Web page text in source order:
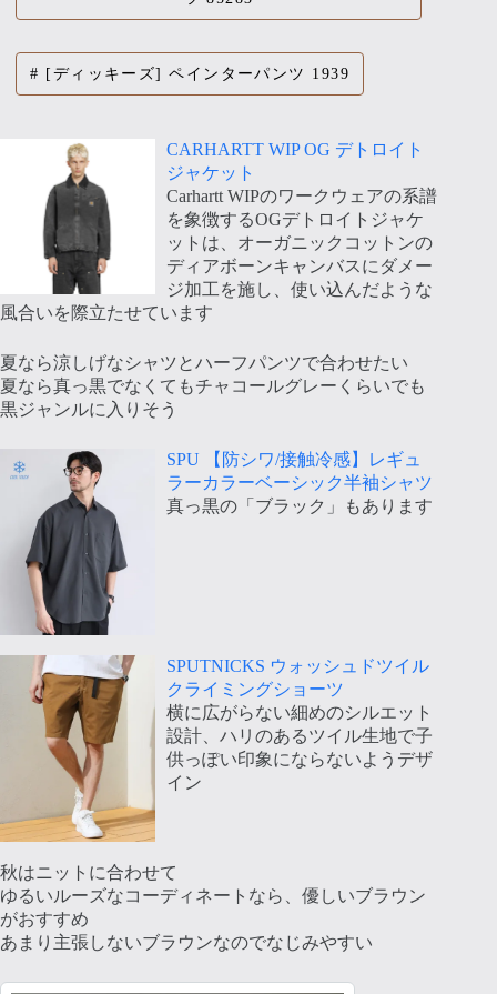
[ディッキーズ] ペインターパンツ 1939
CARHARTT WIP OG デトロイト
ジャケット
Carhartt WIPのワークウェアの系譜
を象徴するOGデトロイトジャケ
ットは、オーガニックコットンの
ディアボーンキャンバスにダメー
ジ加工を施し、使い込んだような
風合いを際立たせています
夏なら涼しげなシャツとハーフパンツで合わせたい
夏なら真っ黒でなくてもチャコールグレーくらいでも
黒ジャンルに入りそう
SPU 【防シワ/接触冷感】レギュ
ラーカラーベーシック半袖シャツ
真っ黒の「ブラック」もあります
SPUTNICKS ウォッシュドツイル
クライミングショーツ
横に広がらない細めのシルエット
設計、ハリのあるツイル生地で子
供っぽい印象にならないようデザ
イン
秋はニットに合わせて
ゆるいルーズなコーディネートなら、優しいブラウン
がおすすめ
あまり主張しないブラウンなのでなじみやすい